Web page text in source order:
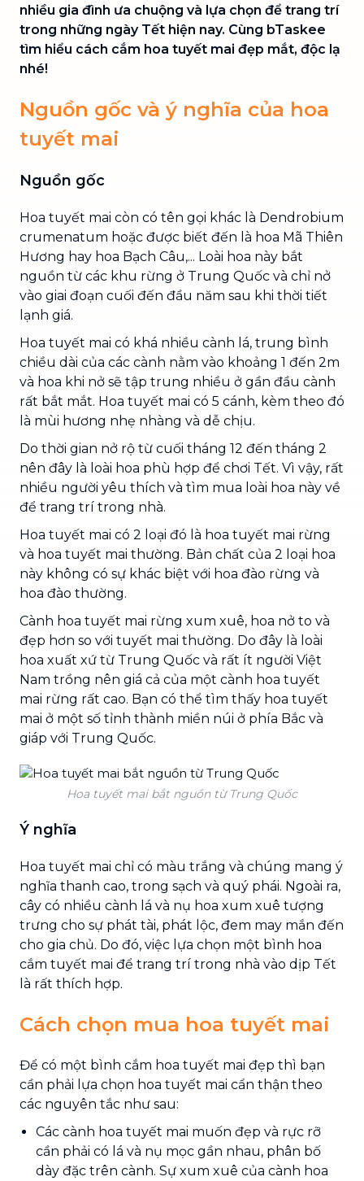
nhiều gia đình ưa chuộng và lựa chọn để trang trí
trong những ngày Tết hiện nay. Cùng bTaskee
tìm hiểu cách cắm hoa tuyết mai đẹp mắt, độc lạ
nhé!
Nguồn gốc và ý nghĩa của hoa
tuyết mai
Nguồn gốc
Hoa tuyết mai còn có tên gọi khác là Dendrobium
crumenatum hoặc được biết đến là hoa Mã Thiên
Hương hay hoa Bạch Câu,... Loài hoa này bắt
nguồn từ các khu rừng ở Trung Quốc và chỉ nở
vào giai đoạn cuối đến đầu năm sau khi thời tiết
lạnh giá.
Hoa tuyết mai có khá nhiều cành lá, trung bình
chiều dài của các cành nằm vào khoảng 1 đến 2m
và hoa khi nở sẽ tập trung nhiều ở gần đầu cành
rất bắt mắt. Hoa tuyết mai có 5 cánh, kèm theo đó
là mùi hương nhẹ nhàng và dễ chịu.
Do thời gian nở rộ từ cuối tháng 12 đến tháng 2
nên đây là loài hoa phù hợp để chơi Tết. Vì vậy, rất
nhiều người yêu thích và tìm mua loài hoa này về
để trang trí trong nhà.
Hoa tuyết mai có 2 loại đó là hoa tuyết mai rừng
và hoa tuyết mai thường. Bản chất của 2 loại hoa
này không có sự khác biệt với hoa đào rừng và
hoa đào thường.
Cành hoa tuyết mai rừng xum xuê, hoa nở to và
đẹp hơn so với tuyết mai thường. Do đây là loài
hoa xuất xứ từ Trung Quốc và rất ít người Việt
Nam trồng nên giá cả của một cành hoa tuyết
mai rừng rất cao. Bạn có thể tìm thấy hoa tuyết
mai ở một số tỉnh thành miền núi ở phía Bắc và
giáp với Trung Quốc.
Hoa tuyết mai bắt nguồn từ Trung Quốc
Ý nghĩa
Hoa tuyết mai chỉ có màu trắng và chúng mang ý
nghĩa thanh cao, trong sạch và quý phái. Ngoài ra,
cây có nhiều cành lá và nụ hoa xum xuê tượng
trưng cho sự phát tài, phát lộc, đem may mắn đến
cho gia chủ. Do đó, việc lựa chọn một bình hoa
cắm tuyết mai để trang trí trong nhà vào dịp Tết
là rất thích hợp.
Cách chọn mua hoa tuyết mai
Để có một bình cắm hoa tuyết mai đẹp thì bạn
cần phải lựa chọn hoa tuyết mai cẩn thận theo
các nguyên tắc như sau:
Các cành hoa tuyết mai muốn đẹp và rực rỡ
cần phải có lá và nụ mọc gần nhau, phân bố
dày đặc trên cành. Sự xum xuê của cành hoa